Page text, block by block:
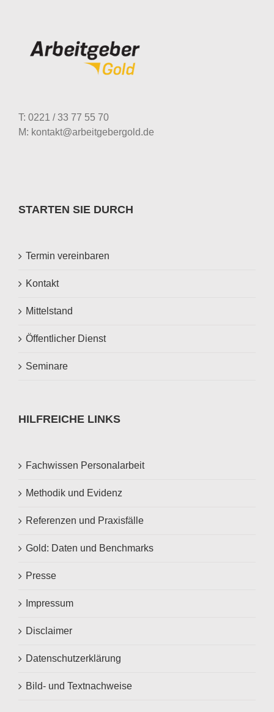
T: 0221 / 33 77 55 70
M: kontakt@arbeitgebergold.de
STARTEN SIE DURCH
Termin vereinbaren
Kontakt
Mittelstand
Öffentlicher Dienst
Seminare
HILFREICHE LINKS
Fachwissen Personalarbeit
Methodik und Evidenz
Referenzen und Praxisfälle
Gold: Daten und Benchmarks
Presse
Impressum
Disclaimer
Datenschutzerklärung
Bild- und Textnachweise